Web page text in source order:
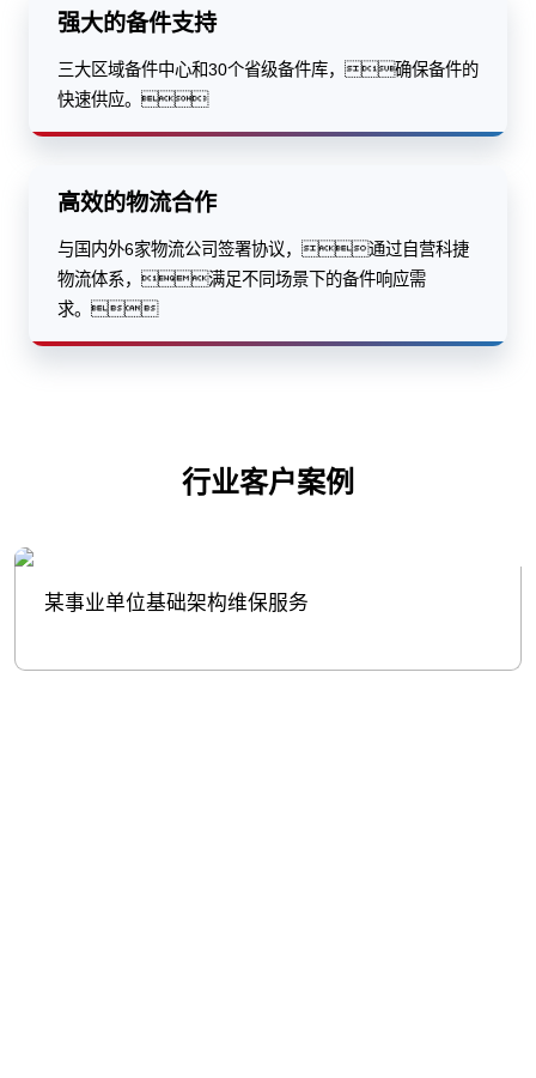
强大的备件支持
三大区域备件中心和30个省级备件库，确保备件的
快速供应。
高效的物流合作
与国内外6家物流公司签署协议，通过自营科捷
物流体系，满足不同场景下的备件响应需
求。
行业客户案例
某事业单位基础架构维保服务